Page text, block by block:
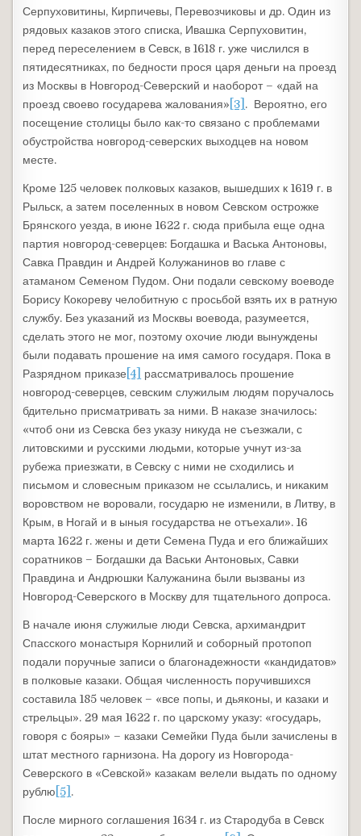
Серпуховитины, Кирпичевы, Перевозчиковы и др. Один из
рядовых казаков этого списка, Ивашка Серпуховитин,
перед переселением в Севск, в 1618 г. уже числился в
пятидесятниках, по бедности прося царя деньги на проезд
из Москвы в Новгород-Северский и наоборот – «дай на
проезд своево государева жалования» [3] . Вероятно, его
посещение столицы было как-то связано с проблемами
обустройства новгород-северских выходцев на новом
месте.
Кроме 125 человек полковых казаков, вышедших к 1619 г. в
Рыльск, а затем поселенных в новом Севском острожке
Брянского уезда, в июне 1622 г. сюда прибыла еще одна
партия новгород-северцев: Богдашка и Васька Антоновы,
Савка Правдин и Андрей Колужанинов во главе с
атаманом Семеном Пудом. Они подали севскому воеводе
Борису Кокореву челобитную с просьбой взять их в ратную
службу. Без указаний из Москвы воевода, разумеется,
сделать этого не мог, поэтому охочие люди вынуждены
были подавать прошение на имя самого государя. Пока в
Разрядном приказе [4]
рассматривалось прошение
новгород-северцев, севским служилым людям поручалось
бдительно присматривать за ними. В наказе значилось:
«чтоб они из Севска без указу никуда не съезжали, с
литовскими и русскими людьми, которые учнут из-за
рубежа приезжати, в Севску с ними не сходились и
письмом и словесным приказом не ссылались, и никаким
воровством не воровали, государю не изменили, в Литву, в
Крым, в Ногай и в ыныя государства не отъехали». 16
марта 1622 г. жены и дети Семена Пуда и его ближайших
соратников – Богдашки да Васьки Антоновых, Савки
Правдина и Андрюшки Калужанина были вызваны из
Новгород-Северского в Москву для тщательного допроса.
В начале июня служилые люди Севска, архимандрит
Спасского монастыря Корнилий и соборный протопоп
подали поручные записи о благонадежности «кандидатов»
в полковые казаки. Общая численность поручившихся
составила 185 человек – «все попы, и дьяконы, и казаки и
стрельцы». 29 мая 1622 г. по царскому указу: «государь,
говоря с бояры» – казаки Семейки Пуда были зачислены в
штат местного гарнизона. На дорогу из Новгорода-
Северского в «Севской» казакам велели выдать по одному
рублю [5] .
После мирного соглашения 1634 г. из Стародуба в Севск